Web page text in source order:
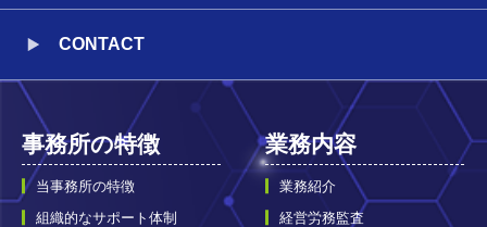
CONTACT
事務所の特徴
当事務所の特徴
組織的なサポート体制
業務内容
業務紹介
経営労務監査